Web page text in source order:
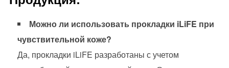
Можно ли использовать прокладки iLiFE при
чувствительной коже?
Да, прокладки iLiFE разработаны с учетом